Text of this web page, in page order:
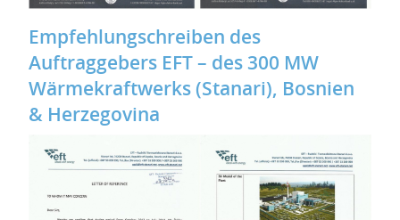
Empfehlungschreiben des
Auftraggebers EFT – des 300 MW
Wärmekraftwerks (Stanari), Bosnien
& Herzegovina